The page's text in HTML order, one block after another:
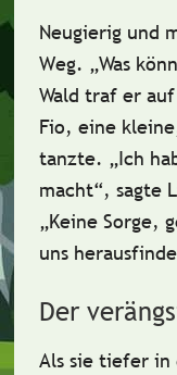
Neugierig und
Weg. „Was
Wald traf er
Fio, eine
tanzte. „Ich
macht“, sagte
„Keine Sorge,
uns
Der
Als sie tiefer in